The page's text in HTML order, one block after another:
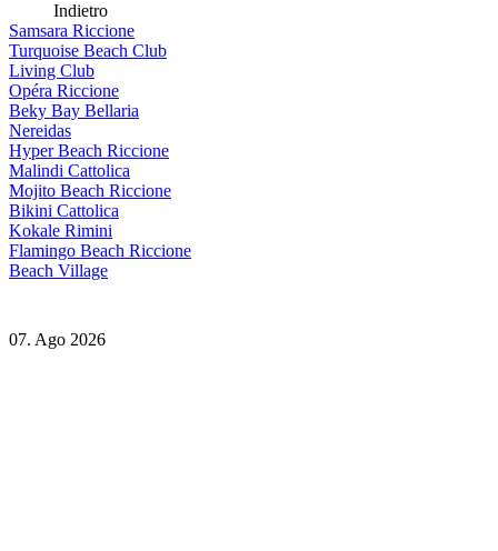
Indietro
Samsara Riccione
Turquoise Beach Club
Living Club
Opéra Riccione
Beky Bay Bellaria
Nereidas
Hyper Beach Riccione
Malindi Cattolica
Mojito Beach Riccione
Bikini Cattolica
Kokale Rimini
Flamingo Beach Riccione
Beach Village
07. Ago 2026